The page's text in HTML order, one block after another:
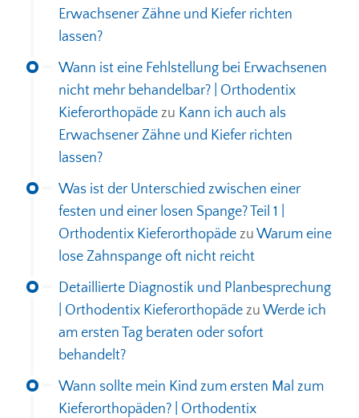
Erwachsener Zähne und Kiefer richten
lassen?
Wann ist eine Fehlstellung bei Erwachsenen
nicht mehr behandelbar? | Orthodentix
Kieferorthopäde zu Kann ich auch als
Erwachsener Zähne und Kiefer richten
lassen?
Was ist der Unterschied zwischen einer
festen und einer losen Spange? Teil 1 |
Orthodentix Kieferorthopäde zu Warum eine
lose Zahnspange oft nicht reicht
Detaillierte Diagnostik und Planbesprechung
| Orthodentix Kieferorthopäde zu Werde ich
am ersten Tag beraten oder sofort
behandelt?
Wann sollte mein Kind zum ersten Mal zum
Kieferorthopäden? | Orthodentix